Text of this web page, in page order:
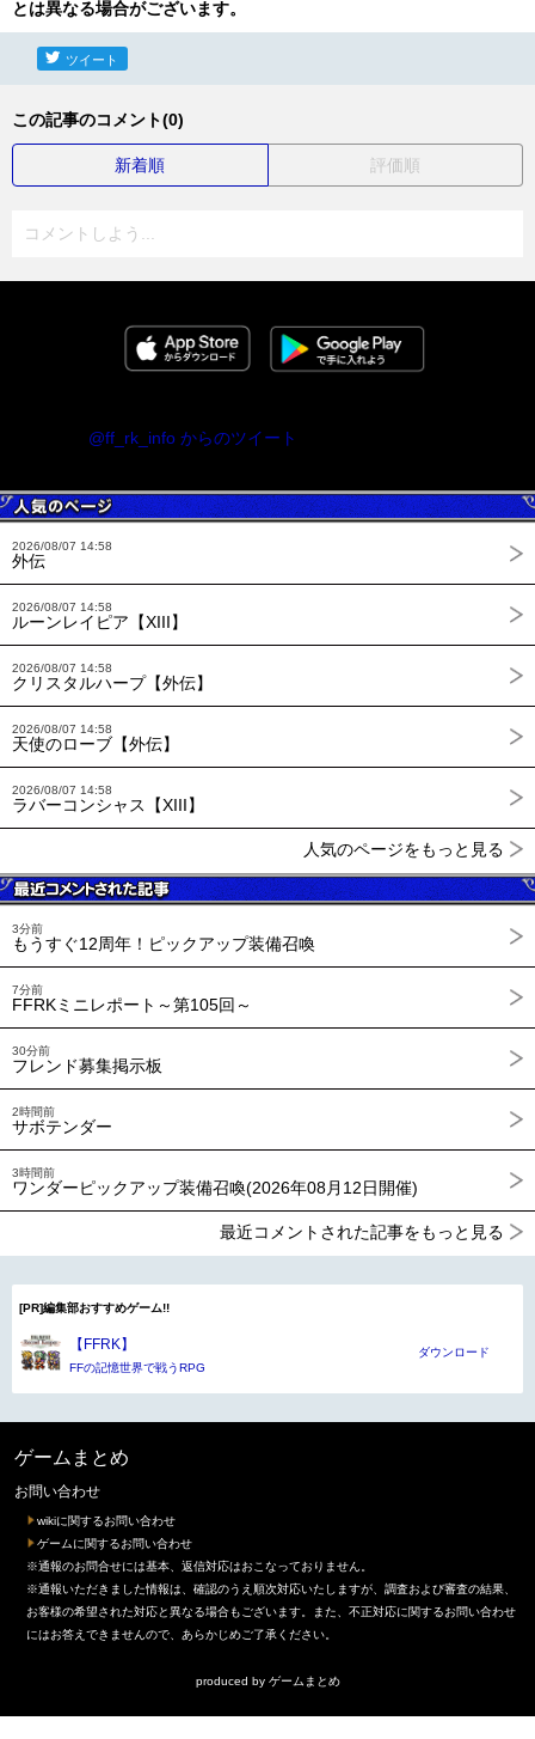
とは異なる場合がございます。
ツイート
この記事のコメント(0)
新着順 評価順
コメントしよう...
@ff_rk_info からのツイート
2026/08/07 14:58
外伝
2026/08/07 14:58
ルーンレイピア【XIII】
2026/08/07 14:58
クリスタルハープ【外伝】
2026/08/07 14:58
天使のローブ【外伝】
2026/08/07 14:58
ラバーコンシャス【XIII】
人気のページをもっと見る
3分前
もうすぐ12周年！ピックアップ装備召喚
7分前
FFRKミニレポート～第105回～
30分前
フレンド募集掲示板
2時間前
サボテンダー
3時間前
ワンダーピックアップ装備召喚(2026年08月12日開催)
最近コメントされた記事をもっと見る
[PR]編集部おすすめゲーム!!
【FFRK】
FFの記憶世界で戦うRPG
ダウンロード
ゲームまとめ
お問い合わせ
wikiに関するお問い合わせ
ゲームに関するお問い合わせ
※通報のお問合せには基本、返信対応はおこなっておりません。
※通報いただきました情報は、確認のうえ順次対応いたしますが、調査および審査の結果、
お客様の希望された対応と異なる場合もございます。また、不正対応に関するお問い合わせ
にはお答えできませんので、あらかじめご了承ください。
produced by ゲームまとめ